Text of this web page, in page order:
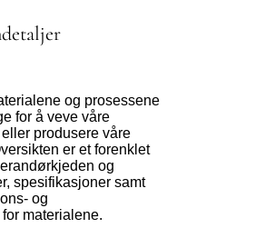
og prosessene
for å veve våre
produsere våre
er et forenklet
og
spesifikasjoner samt
og
materialene.